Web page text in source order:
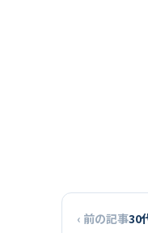
‹ 前の記事30